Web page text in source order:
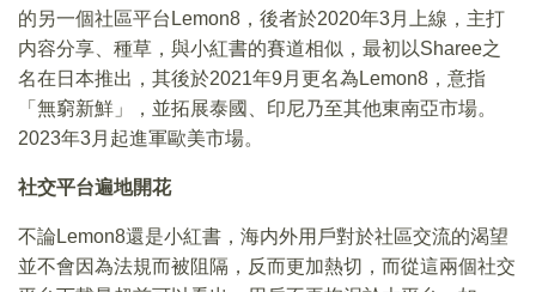
的另一個社區平台Lemon8，後者於2020年3月上線，主打
内容分享、種草，與小紅書的賽道相似，最初以Sharee之
名在日本推出，其後於2021年9月更名為Lemon8，意指
「無窮新鮮」，並拓展泰國、印尼乃至其他東南亞市場。
2023年3月起進軍歐美市場。
社交平台遍地開花
不論Lemon8還是小紅書，海内外用戶對於社區交流的渴望
並不會因為法規而被阻隔，反而更加熱切，而從這兩個社交